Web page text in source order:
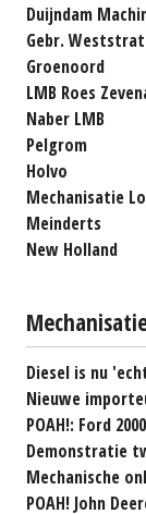
Duijndam
Gebr.
Groenoord
LMB Roes
Naber LMB
Pelgrom
Holvo
Mechanisatie
Meinderts
New Holland
Diesel is nu
Nieuwe
POAH!: Ford 2000
Demonstratie
Mechanische
POAH! John